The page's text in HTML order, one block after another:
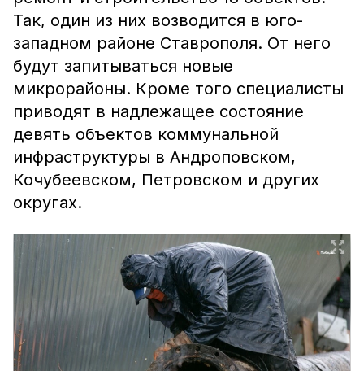
Так, один из них возводится в юго-
западном районе Ставрополя. От него
будут запитываться новые
микрорайоны. Кроме того специалисты
приводят в надлежащее состояние
девять объектов коммунальной
инфраструктуры в Андроповском,
Кочубеевском, Петровском и других
округах.